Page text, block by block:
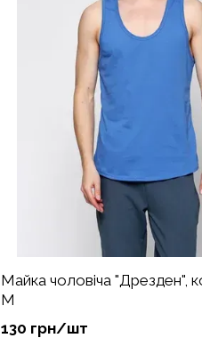
Майка чоловіча "Дрезден",
М
130 грн/шт